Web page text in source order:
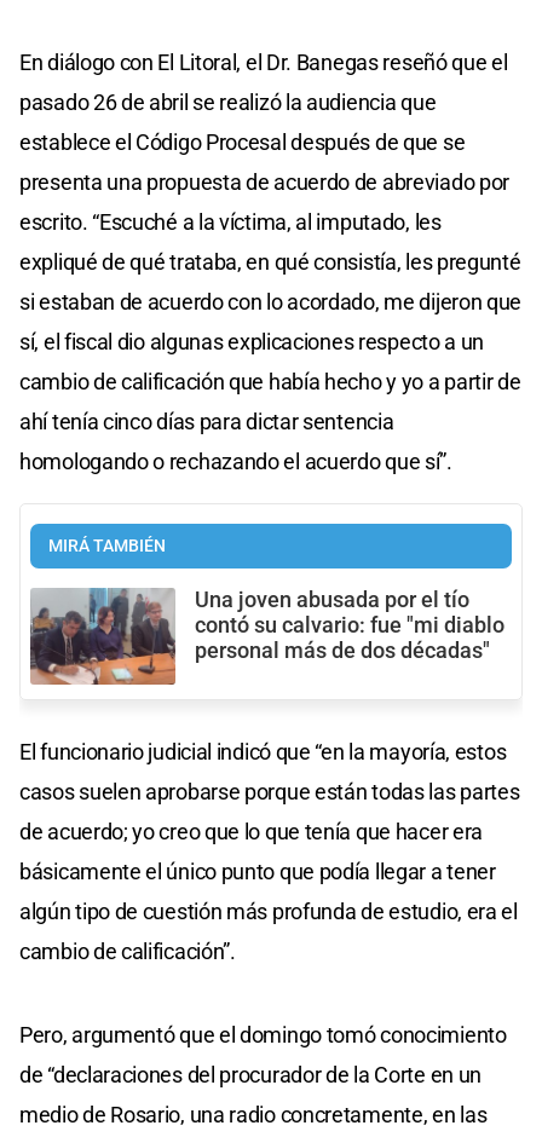
En diálogo con El Litoral, el Dr. Banegas reseñó que el
pasado 26 de abril se realizó la audiencia que
establece el Código Procesal después de que se
presenta una propuesta de acuerdo de abreviado por
escrito. “Escuché a la víctima, al imputado, les
expliqué de qué trataba, en qué consistía, les pregunté
si estaban de acuerdo con lo acordado, me dijeron que
sí, el fiscal dio algunas explicaciones respecto a un
cambio de calificación que había hecho y yo a partir de
ahí tenía cinco días para dictar sentencia
homologando o rechazando el acuerdo que sí”.
MIRÁ TAMBIÉN
Una joven abusada por el tío
contó su calvario: fue "mi diablo
personal más de dos décadas"
El funcionario judicial indicó que “en la mayoría, estos
casos suelen aprobarse porque están todas las partes
de acuerdo; yo creo que lo que tenía que hacer era
básicamente el único punto que podía llegar a tener
algún tipo de cuestión más profunda de estudio, era el
cambio de calificación”.
Pero, argumentó que el domingo tomó conocimiento
de “declaraciones del procurador de la Corte en un
medio de Rosario, una radio concretamente, en las